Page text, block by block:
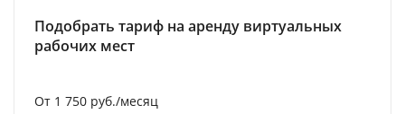
Подобрать тариф на аренду виртуальных
рабочих мест
От 1 750 руб./месяц